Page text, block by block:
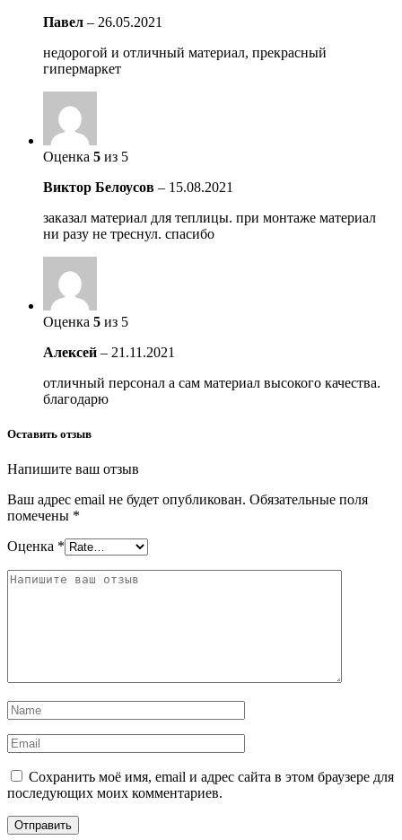
Павел – 26.05.2021
недорогой и отличный материал, прекрасный
гипермаркет
Оценка 5 из 5
Виктор Белоусов – 15.08.2021
заказал материал для теплицы. при монтаже материал
ни разу не треснул. спасибо
Оценка 5 из 5
Алексей – 21.11.2021
отличный персонал а сам материал высокого качества.
благодарю
Оставить отзыв
Напишите ваш отзыв
Ваш адрес email не будет опубликован. Обязательные поля
помечены *
Оценка *
Сохранить моё имя, email и адрес сайта в этом браузере для
последующих моих комментариев.